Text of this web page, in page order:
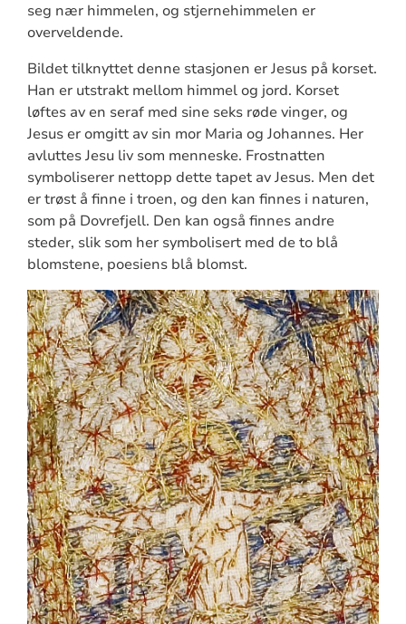
seg nær himmelen, og stjernehimmelen er
overveldende.
Bildet tilknyttet denne stasjonen er Jesus på korset.
Han er utstrakt mellom himmel og jord. Korset
løftes av en seraf med sine seks røde vinger, og
Jesus er omgitt av sin mor Maria og Johannes. Her
avluttes Jesu liv som menneske. Frostnatten
symboliserer nettopp dette tapet av Jesus. Men det
er trøst å finne i troen, og den kan finnes i naturen,
som på Dovrefjell. Den kan også finnes andre
steder, slik som her symbolisert med de to blå
blomstene, poesiens blå blomst.